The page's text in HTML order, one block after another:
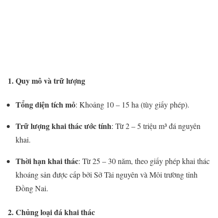
1.Quymôvàtrữlượng
Tổngdiệntíchmỏ: Khoảng 10 – 15 ha (tùy giấyphép).
Trữlượngkhaithácướctính: Từ2 –5 triệum³đánguyên
khai.
Thờihạnkhaithác: Từ25 – 30năm, theo giấyphépkhaithác
khoángsảnđượccấpbởiSởTàinguyênvàMôitrườngtỉnh
ĐồngNai.
2.Chủngloạiđákhaithác